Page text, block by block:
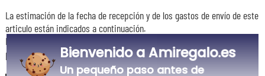
La estimación de la fecha de recepción y de los gastos de envío de este
articulo están indicados a continuación.
Las fechas estimadas a continuación se aplican para un pedido con
pago en tarjeta bancaria o PayPal.
Bienvenido a Amiregalo.es
Un pequeño paso antes de